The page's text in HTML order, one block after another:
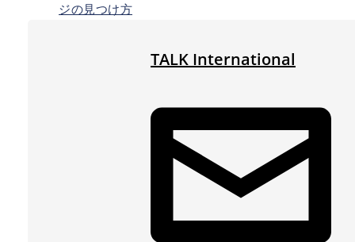
ジの見つけ方
TALK International